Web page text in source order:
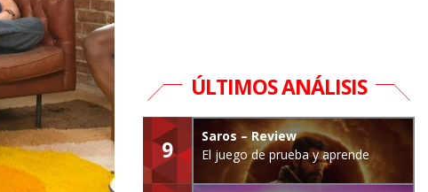
ÚLTIMOS ANÁLISIS
9
Saros – Review
El juego de prueba y aprende